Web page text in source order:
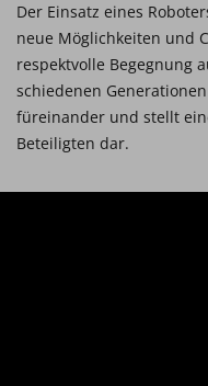
Der Einsatz eines
neue Möglichkeiten und
respektvolle Begegnung
schiedenen
füreinander und stellt
Beteiligten dar.